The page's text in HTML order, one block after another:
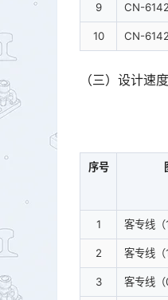
9 CN-
10 CN-
（三）设计速
序号
1 客专线（
2 客专线
3 客专线